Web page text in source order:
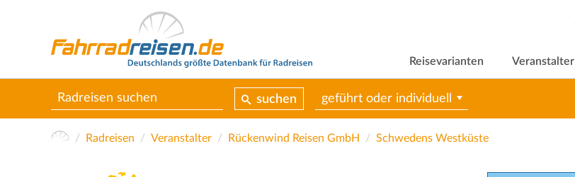
Reisevarianten Veranstalter
suchen geführt oder individuell
Radreisen Veranstalter Rückenwind Reisen GmbH Schwedens Westküste